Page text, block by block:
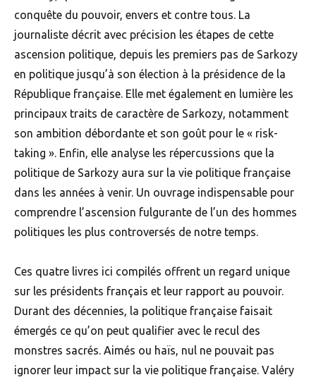
conquête du pouvoir, envers et contre tous. La
journaliste décrit avec précision les étapes de cette
ascension politique, depuis les premiers pas de Sarkozy
en politique jusqu’à son élection à la présidence de la
République française. Elle met également en lumière les
principaux traits de caractère de Sarkozy, notamment
son ambition débordante et son goût pour le « risk-
taking ». Enfin, elle analyse les répercussions que la
politique de Sarkozy aura sur la vie politique française
dans les années à venir. Un ouvrage indispensable pour
comprendre l’ascension fulgurante de l’un des hommes
politiques les plus controversés de notre temps.
Ces quatre livres ici compilés offrent un regard unique
sur les présidents français et leur rapport au pouvoir.
Durant des décennies, la politique française faisait
émergés ce qu’on peut qualifier avec le recul des
monstres sacrés. Aimés ou haïs, nul ne pouvait pas
ignorer leur impact sur la vie politique française. Valéry